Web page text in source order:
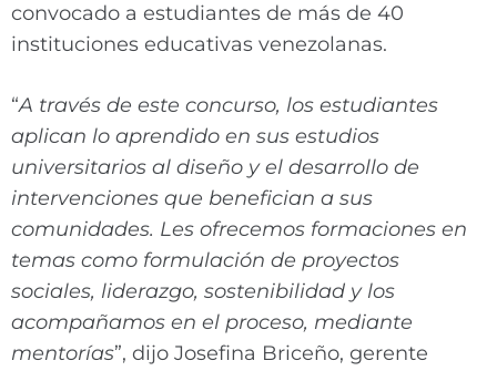
convocado a estudiantes de más de 40
instituciones educativas venezolanas.
“A través de este concurso, los estudiantes
aplican lo aprendido en sus estudios
universitarios al diseño y el desarrollo de
intervenciones que benefician a sus
comunidades. Les ofrecemos formaciones en
temas como formulación de proyectos
sociales, liderazgo, sostenibilidad y los
acompañamos en el proceso, mediante
mentorías”, dijo Josefina Briceño, gerente